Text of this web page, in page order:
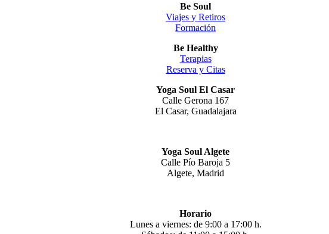
Be Soul
Viajes y Retiros
Formación
Be Healthy
Terapias
Reserva y Citas
Yoga Soul El Casar
Calle Gerona 167
El Casar, Guadalajara
Yoga Soul Algete
Calle Pío Baroja 5
Algete, Madrid
Horario
Lunes a viernes: de 9:00 a 17:00 h.